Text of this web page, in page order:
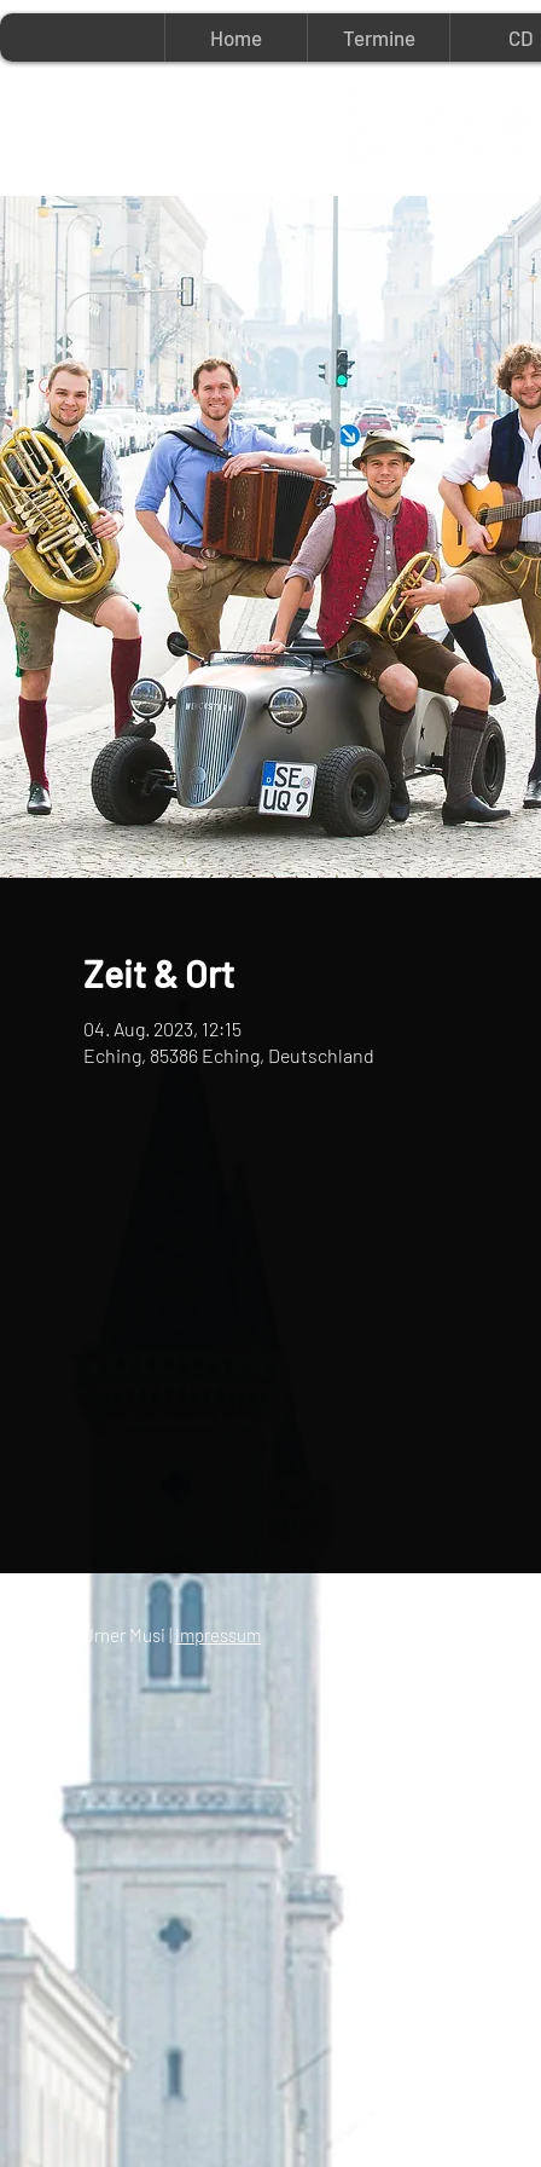
Home Termine CD
Zeit & Ort
04. Aug. 2023, 12:15
Eching, 85386 Eching, Deutschland
© 2021 Urner Musi | Impressum